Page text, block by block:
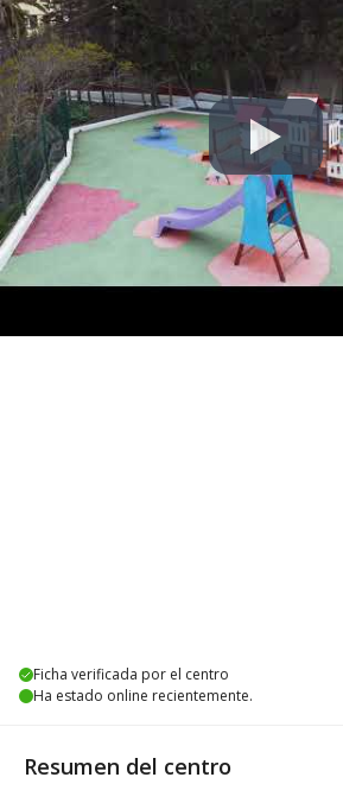
Ficha verificada por el centro
Ha estado online recientemente.
Resumen del centro